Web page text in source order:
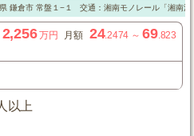
鎌倉市常盤１−１ 交通：湘南モノレール「湘南
2,256万円 月額 24.2474 ～69.823
以上